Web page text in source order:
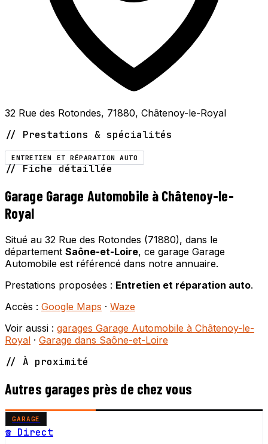
32 Rue des Rotondes, 71880, Châtenoy-le-Royal
// Prestations & spécialités
ENTRETIEN ET RÉPARATION AUTO
// Fiche détaillée
Garage Garage Automobile à Châtenoy-le-
Royal
Situé au 32 Rue des Rotondes (71880), dans le
département Saône-et-Loire, ce garage Garage
Automobile est référencé dans notre annuaire.
Prestations proposées : Entretien et réparation auto.
Accès : Google Maps · Waze
Voir aussi : garages Garage Automobile à Châtenoy-le-
Royal · Garage dans Saône-et-Loire
// À proximité
Autres garages près de chez vous
GARAGE
☎ Direct